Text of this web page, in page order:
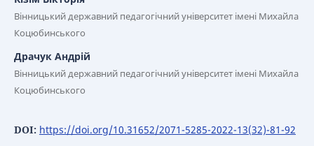
Вінницький державний педагогічний університет імені Михайла
Коцюбинського
Драчук Андрій
Вінницький державний педагогічний університет імені Михайла
Коцюбинського
DOI: https://doi.org/10.31652/2071-5285-2022-13(32)-81-92